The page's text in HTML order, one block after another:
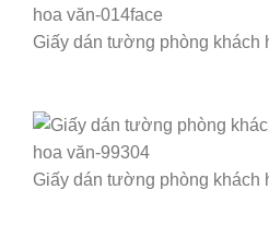
Giấy dán tường phòng khách
Giấy dán tường phòng khách